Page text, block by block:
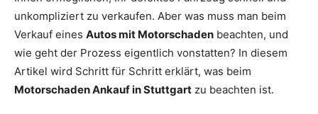
unkompliziert zu verkaufen. Aber was muss man beim
Verkauf eines Autos mit Motorschaden beachten, und
wie geht der Prozess eigentlich vonstatten? In diesem
Artikel wird Schritt für Schritt erklärt, was beim
Motorschaden Ankauf in Stuttgart zu beachten ist.